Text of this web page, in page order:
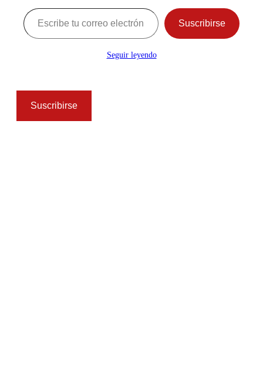
Escribe tu correo electrónico…
Suscribirse
Seguir leyendo
Suscribirse